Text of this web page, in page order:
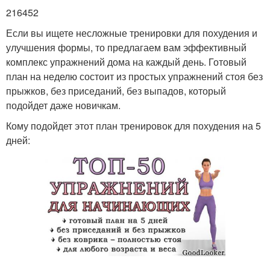
216452
Если вы ищете несложные тренировки для похудения и
улучшения формы, то предлагаем вам эффективный
комплекс упражнений дома на каждый день. Готовый
план на неделю состоит из простых упражнений стоя без
прыжков, без приседаний, без выпадов, который
подойдет даже новичкам.
Кому подойдет этот план тренировок для похудения на 5
дней: